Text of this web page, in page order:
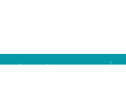
Chemin de Conscience